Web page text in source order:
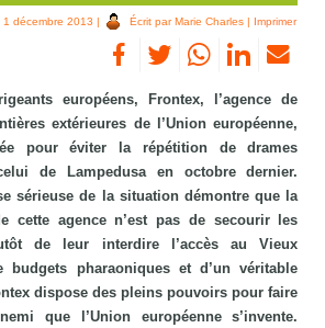
1 décembre 2013 | Écrit par Marie Charles | Imprimer
européens, Frontex, l’agence de
extérieures de l’Union européenne,
pour éviter la répétition de drames
de Lampedusa en octobre dernier.
sérieuse de la situation démontre que la
cette agence n’est pas de secourir les
de leur interdire l’accès au Vieux
budgets pharaoniques et d’un véritable
dispose des pleins pouvoirs pour faire
que l’Union européenne s’invente.